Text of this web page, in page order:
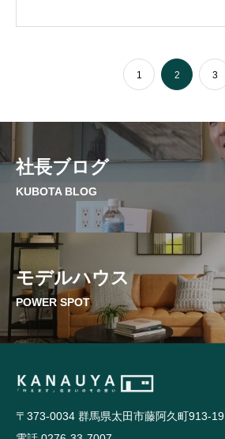
1 2 3
社長ブログ
KUBOTA BLOG
モデルハウス
POWER SPOT
〒373-0034 群馬県太田市藤阿久町913-19